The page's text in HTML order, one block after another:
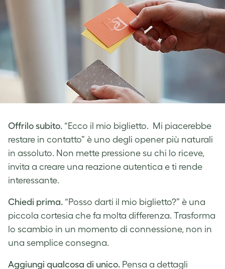
Offrilo subito. “Ecco il mio biglietto. Mi piacerebbe
restare in contatto” è uno degli opener più naturali
in assoluto. Non mette pressione su chi lo riceve,
invita a creare una reazione autentica e ti rende
interessante.
Chiedi prima. “Posso darti il mio biglietto?” è una
piccola cortesia che fa molta differenza. Trasforma
lo scambio in un momento di connessione, non in
una semplice consegna.
Aggiungi qualcosa di unico. Pensa a dettagli